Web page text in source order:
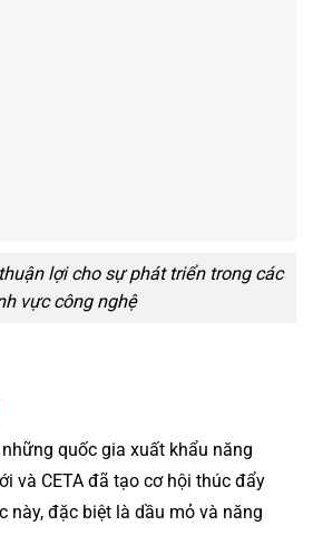
lợi cho sự phát triển trong các
vực công nghệ
quốc gia xuất khẩu năng
và CETA đã tạo cơ hội thúc đẩy
này, đặc biệt là dầu mỏ và năng